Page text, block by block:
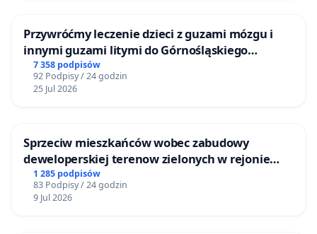
Przywróćmy leczenie dzieci z guzami mózgu i
innymi guzami litymi do Górnośląskiego
Centrum Zdrowia Dziecka w Katowicach
7 358 podpisów
92 Podpisy / 24 godzin
25 Jul 2026
Sprzeciw mieszkańców wobec zabudowy
deweloperskiej terenow zielonych w rejonie
Bulwarów Straceńskich w Bielsku-Białej
1 285 podpisów
83 Podpisy / 24 godzin
9 Jul 2026